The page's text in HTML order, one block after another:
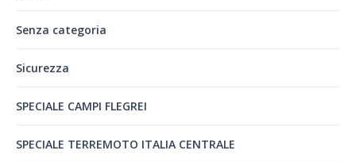
Senza categoria
Sicurezza
SPECIALE CAMPI FLEGREI
SPECIALE TERREMOTO ITALIA CENTRALE